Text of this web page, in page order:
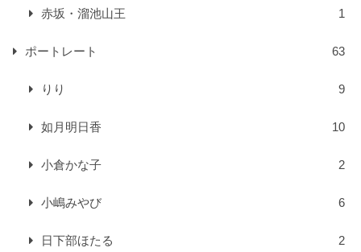
赤坂・溜池山王 1
ポートレート 63
りり 9
如月明日香 10
小倉かな子 2
小嶋みやび 6
日下部ほたる 2